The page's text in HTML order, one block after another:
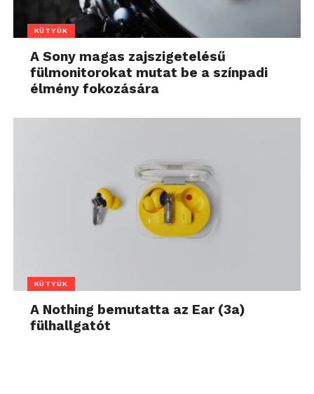
KÜTYÜK
A Sony magas zajszigetelésű
fülmonitorokat mutat be a színpadi
élmény fokozására
KÜTYÜK
A Nothing bemutatta az Ear (3a)
fülhallgatót